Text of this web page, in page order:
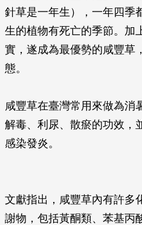
針草是一年生），一年四季
生的植物有死亡的季節。加
實，遂成為最優勢的咸豐草
態。
咸豐草在臺灣常用來做為消
解毒、利尿、散瘀的功效，
感染發炎。
文獻指出，咸豐草內有許多
謝物，包括黃酮類、苯基丙